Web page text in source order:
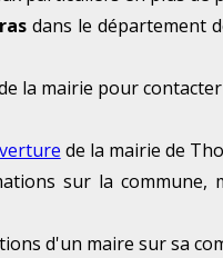
dans le département
la mairie pour
de la mairie de
sur la commune,
d'un maire sur sa